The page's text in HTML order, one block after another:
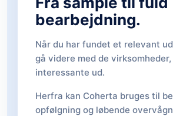
bearbejdning.
Når du har fundet et relevant
gå videre med de
interessante ud.
Herfra kan Coherta bruges til
opfølgning og løbende